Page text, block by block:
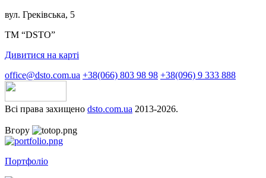
вул. Греківська, 5
ТМ “DSTO”
Дивитися на карті
office@dsto.com.ua +38(066) 803 98 98 +38(096) 9 333 888
Всі права захищено dsto.com.ua 2013-2026.
Вгору
Портфоліо